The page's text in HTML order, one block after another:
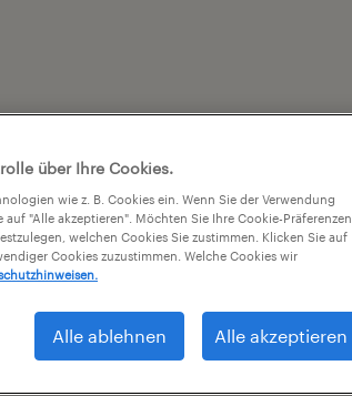
über Ihre Cookies.
wie z. B. Cookies ein. Wenn Sie der Verwendung
"Alle akzeptieren". Möchten Sie Ihre Cookie-Präferenzen
welchen Cookies Sie zustimmen. Klicken Sie auf
Cookies zuzustimmen. Welche Cookies wir
Alle ablehnen Alle akzeptieren